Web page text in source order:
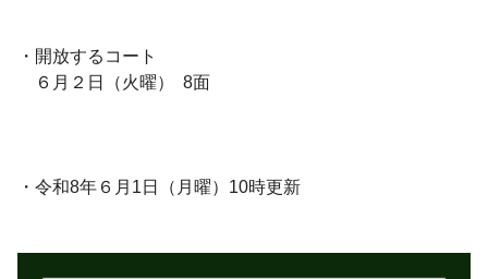
・開放するコート
６月２日（火曜） 8面
・令和8年６月1日（月曜）10時更新